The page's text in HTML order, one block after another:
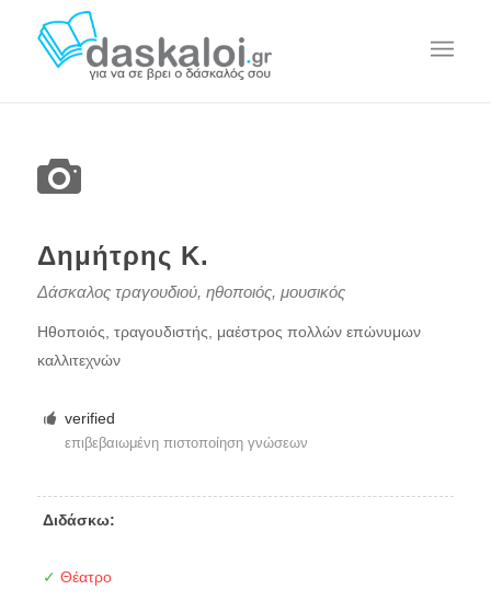
Δημήτρης Κ.
Δάσκαλος τραγουδιού, ηθοποιός, μουσικός
Ηθοποιός, τραγουδιστής, μαέστρος πολλών επώνυμων
καλλιτεχνών
verified
επιβεβαιωμένη πιστοποίηση γνώσεων
Διδάσκω:
✓ Θέατρο